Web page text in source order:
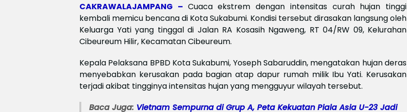
CAKRAWALAJAMPANG – Cuaca ekstrem dengan intensitas curah hujan tinggi
kembali memicu bencana di Kota Sukabumi. Kondisi tersebut dirasakan langsung oleh
Keluarga Yati yang tinggal di Jalan RA Kosasih Ngaweng, RT 04/RW 09, Kelurahan
Cibeureum Hilir, Kecamatan Cibeureum.
Kepala Pelaksana BPBD Kota Sukabumi, Yoseph Sabaruddin, mengatakan hujan deras
menyebabkan kerusakan pada bagian atap dapur rumah milik Ibu Yati. Kerusakan
terjadi akibat tingginya intensitas hujan yang mengguyur wilayah tersebut.
Baca Juga: Vietnam Sempurna di Grup A, Peta Kekuatan Piala Asia U-23 Jadi